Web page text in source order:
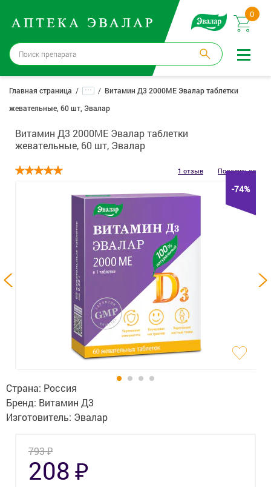
0
Москва→
12 аптек
Войти |
Регистрация
Доставка и оплата
Способ получения:
изменить
Гигиена
Изделия медицинского назначения
Планирование семьи
Оптика
Ортопедия
Уход за больными
Главная страница ...
Витамин Д3 2000МЕ Эвалар таблетки
жевательные, 60 шт, Эвалар
Витамин Д3 2000МЕ Эвалар таблетки
жевательные, 60 шт, Эвалар
1 отзыв Поделиться
-74%
Страна: Россия
Бренд: Витамин Д3
Изготовитель: Эвалар
793₽
208₽